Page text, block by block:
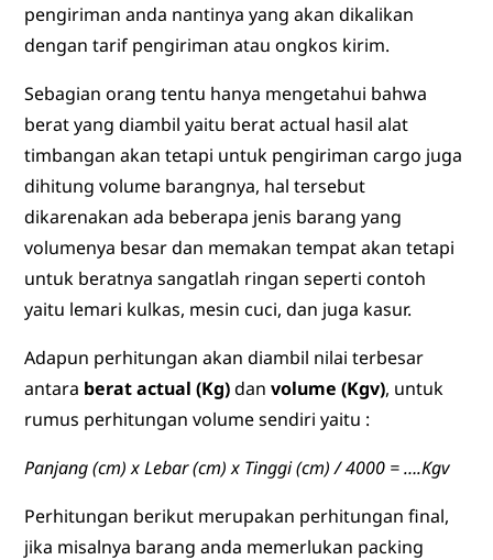
pengiriman anda nantinya yang akan dikalikan
dengan tarif pengiriman atau ongkos kirim.
Sebagian orang tentu hanya mengetahui bahwa
berat yang diambil yaitu berat actual hasil alat
timbangan akan tetapi untuk pengiriman cargo juga
dihitung volume barangnya, hal tersebut
dikarenakan ada beberapa jenis barang yang
volumenya besar dan memakan tempat akan tetapi
untuk beratnya sangatlah ringan seperti contoh
yaitu lemari kulkas, mesin cuci, dan juga kasur.
Adapun perhitungan akan diambil nilai terbesar
antara berat actual (Kg)danvolume (Kgv), untuk
rumus perhitungan volume sendiri yaitu :
Panjang (cm) x Lebar (cm) x Tinggi (cm) / 4000 = ….Kgv
Perhitungan berikut merupakan perhitungan final,
jika misalnya barang anda memerlukan packing